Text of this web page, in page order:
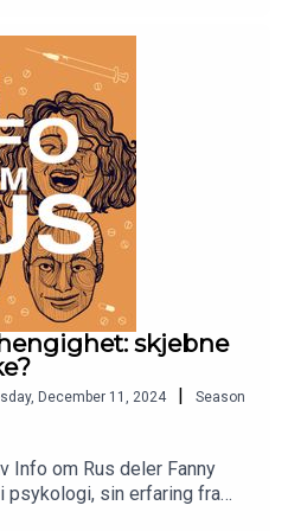
bruksområder og deres høye
også alvorlige bivirkninger
og fysiske
belyser også de
av bruk, som
avhengighet og behovet for
skjebne
December 11, 2024 |
Season
Info om Rus deler Fanny
psykologi, sin erfaring fra
Gjennom et